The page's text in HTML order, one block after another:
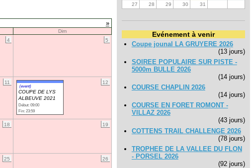
»
Dim
4 5
11 12
(event)
COUPE DE LYS
ALBEUVE 2021
Début: 09:00
Fin: 23:59
18 19
25 26
27
28 29 30 31
Evénement à venir
Coupe jounal LA GRUYERE 2026
(13 jours)
SOIREE POPULAIRE SUR PISTE -
5000m BULLE 2026
(14 jours)
COURSE CHAPLIN 2026
(14 jours)
COURSE EN FORET ROMONT -
VILLAZ 2026
(43 jours)
COTTENS TRAIL CHALLENGE 2026
(78 jours)
TROPHEE DE LA VALLEE DU FLON
- PORSEL 2026
(92 jours)